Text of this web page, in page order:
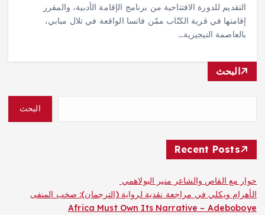
التقديم للدورة الافتتاحية من برنامج الإقامة الأدبية، والمقرر
إقامتها في قرية الكتّاب ممّن فاتسا الواقعة في تلال مبابي،
بالعاصمة النيجيرية…
البحث
البحث
Recent Posts
حوار مع القاص والشاعر منير البولاهمي
الأهرام ويكلي في مراجعة نقدية لرواية (الترجمان): صخب المنفى
Africa Must Own Its Narrative – Adeboboye